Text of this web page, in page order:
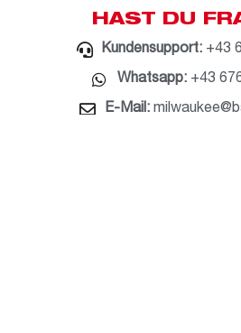
HAST DU
Kundensupport: +43
Whatsapp:+43
E-Mail: